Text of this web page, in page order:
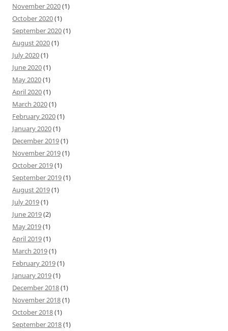
November 2020(1)
October 2020(1)
September 2020(1)
August 2020(1)
July 2020(1)
June 2020(1)
May 2020(1)
April 2020(1)
March 2020(1)
February 2020(1)
January 2020(1)
December 2019(1)
November 2019(1)
October 2019(1)
September 2019(1)
August 2019(1)
July 2019(1)
June 2019(2)
May 2019(1)
April 2019(1)
March 2019(1)
February 2019(1)
January 2019(1)
December 2018(1)
November 2018(1)
October 2018(1)
September 2018(1)